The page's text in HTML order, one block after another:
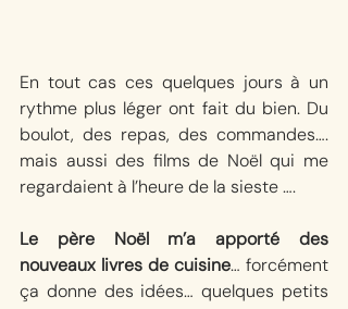
En tout cas ces quelques jours à un
rythme plus léger ont fait du bien. Du
boulot, des repas, des commandes….
mais aussi des films de Noël qui me
regardaient à l’heure de la sieste ….
Le père Noël m’a apporté des
nouveaux livres de cuisine… forcément
ça donne des idées… quelques petits